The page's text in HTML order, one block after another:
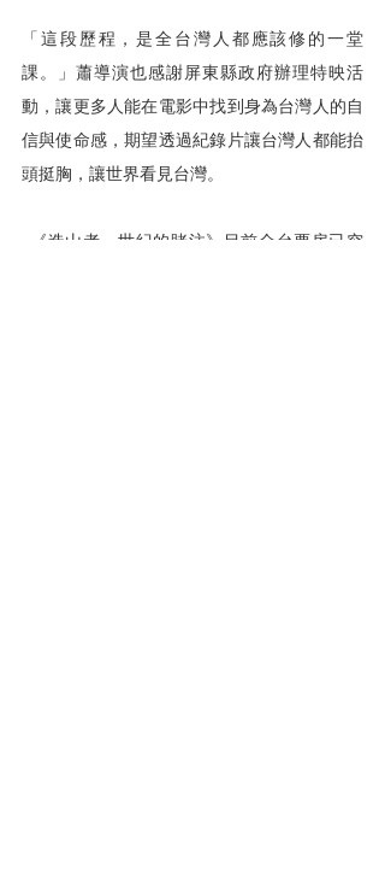
「這段歷程，是全台灣人都應該修的一堂
課。」蕭導演也感謝屏東縣政府辦理特映活
動，讓更多人能在電影中找到身為台灣人的自
信與使命感，期望透過紀錄片讓台灣人都能抬
頭挺胸，讓世界看見台灣。
《造山者－世紀的賭注》目前全台票房已突